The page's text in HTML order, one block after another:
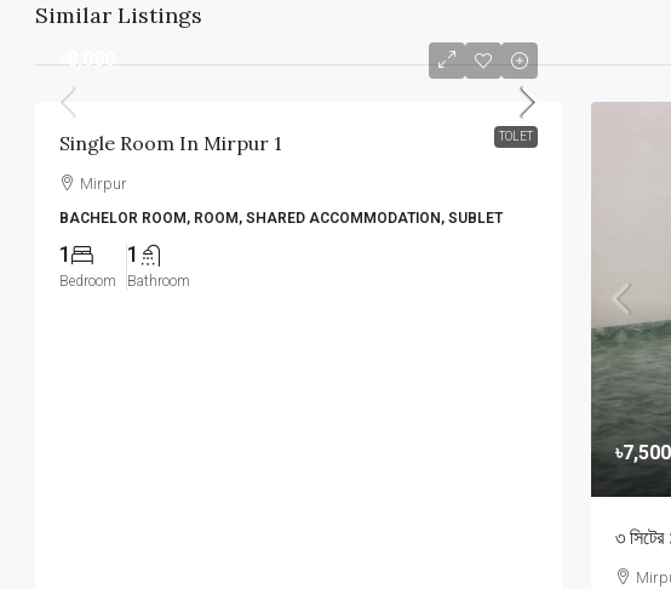
Similar Listings
TOLET
৳8,000
Single Room In Mirpur 1
Mirpur
BACHELOR ROOM, ROOM, SHARED ACCOMMODATION, SUBLET
1
Bedroom
1
Bathroom
৳7,500
৩ সিটের